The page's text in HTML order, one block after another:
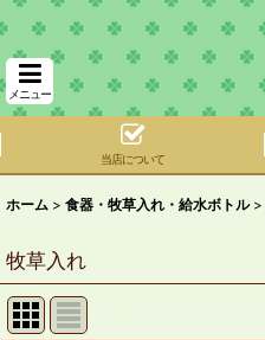
メニュー
当店について
ホーム > 食器・牧草入れ・給水ボトル >
牧草入れ